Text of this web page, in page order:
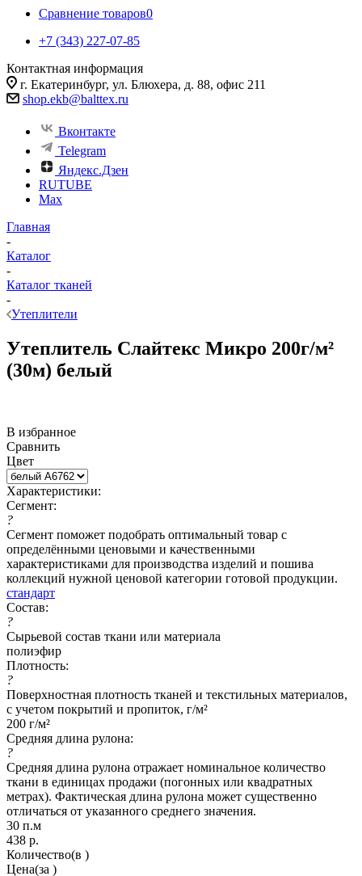
Сравнение товаров0
+7 (343) 227-07-85
Контактная информация
г. Екатеринбург, ул. Блюхера, д. 88, офис 211
shop.ekb@balttex.ru
Вконтакте
Telegram
Яндекс.Дзен
RUTUBE
Max
Главная
-
Каталог
-
Каталог тканей
-
Утеплители
Утеплитель Слайтекс Микро 200г/м²
(30м) белый
В избранное
Сравнить
Цвет
Характеристики:
Сегмент:
?
Сегмент поможет подобрать оптимальный товар с
определёнными ценовыми и качественными
характеристиками для производства изделий и пошива
коллекций нужной ценовой категории готовой продукции.
стандарт
Состав:
?
Сырьевой состав ткани или материала
полиэфир
Плотность:
?
Поверхностная плотность тканей и текстильных материалов,
с учетом покрытий и пропиток, г/м²
200 г/м²
Средняя длина рулона:
?
Средняя длина рулона отражает номинальное количество
ткани в единицах продажи (погонных или квадратных
метрах). Фактическая длина рулона может существенно
отличаться от указанного среднего значения.
30 п.м
438 р.
Количество(в )
Цена(за )